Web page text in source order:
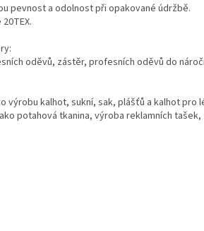
pevnost a odolnost při opakované údržbě.
oděvů, zástěr, profesních oděvů do
výrobu kalhot, sukní, sak, plášťů a kalhot pro
potahová tkanina, výroba reklamních tašek,